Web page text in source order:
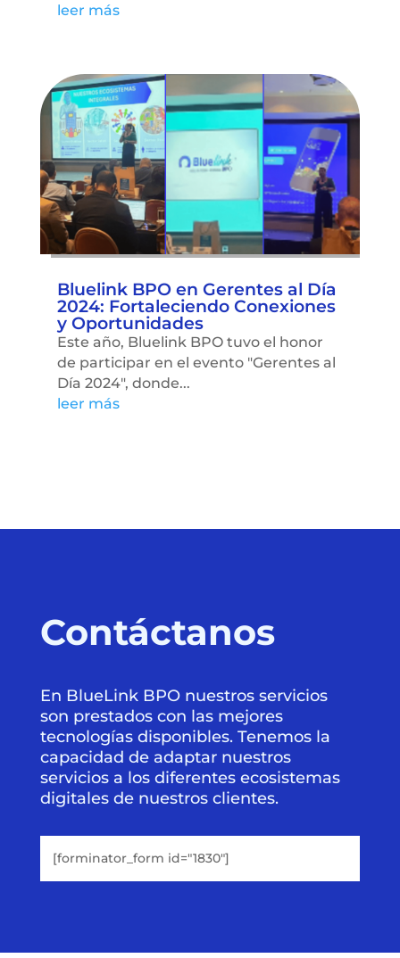
leer más
Bluelink BPO en Gerentes al Día
2024: Fortaleciendo Conexiones
y Oportunidades
Este año, Bluelink BPO tuvo el honor
de participar en el evento "Gerentes al
Día 2024", donde...
leer más
Contáctanos
En BlueLink BPO nuestros servicios
son prestados con las mejores
tecnologías disponibles. Tenemos la
capacidad de adaptar nuestros
servicios a los diferentes ecosistemas
digitales de nuestros clientes.
[forminator_form id="1830"]